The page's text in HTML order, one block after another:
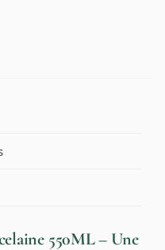
550ML – Une